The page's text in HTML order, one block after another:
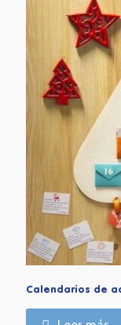
Calendarios de